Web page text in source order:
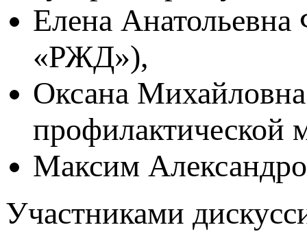
Елена
«РЖД»),
Оксана
Максим
Участниками